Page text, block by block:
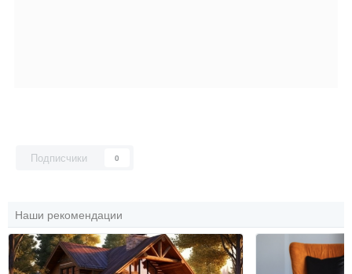
Подписчики 0
Наши рекомендации